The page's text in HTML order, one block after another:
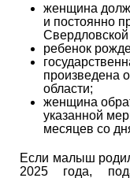
женщина
и постоянно
Свердловской
ребенок
произведена
области;
женщина
указанной
месяцев со
Если малыш
2025 года,